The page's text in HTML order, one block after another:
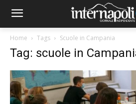
Home Tags Scuole in Campania
Tag: scuole in